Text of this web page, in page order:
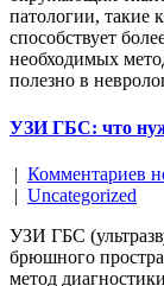
патологии, такие
способствует
необходимых
полезно в
УЗИ ГБС: что
| Комментариев
| Uncategorized
УЗИ ГБС
брюшного
метод